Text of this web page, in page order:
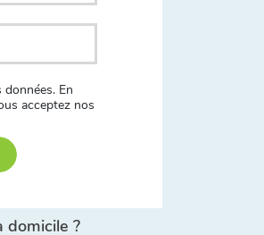
données. En
acceptez nos
domicile ?